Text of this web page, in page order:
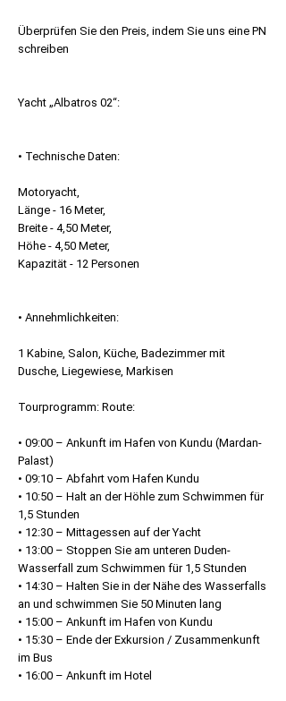
Überprüfen Sie den Preis, indem Sie uns eine PN
schreiben
Yacht „Albatros 02“:
• Technische Daten:
Motoryacht,
Länge - 16 Meter,
Breite - 4,50 Meter,
Höhe - 4,50 Meter,
Kapazität - 12 Personen
• Annehmlichkeiten:
1 Kabine, Salon, Küche, Badezimmer mit
Dusche, Liegewiese, Markisen
Tourprogramm: Route:
• 09:00 – Ankunft im Hafen von Kundu (Mardan-
Palast)
• 09:10 – Abfahrt vom Hafen Kundu
• 10:50 – Halt an der Höhle zum Schwimmen für
1,5 Stunden
• 12:30 – Mittagessen auf der Yacht
• 13:00 – Stoppen Sie am unteren Duden-
Wasserfall zum Schwimmen für 1,5 Stunden
• 14:30 – Halten Sie in der Nähe des Wasserfalls
an und schwimmen Sie 50 Minuten lang
• 15:00 – Ankunft im Hafen von Kundu
• 15:30 – Ende der Exkursion / Zusammenkunft
im Bus
• 16:00 – Ankunft im Hotel